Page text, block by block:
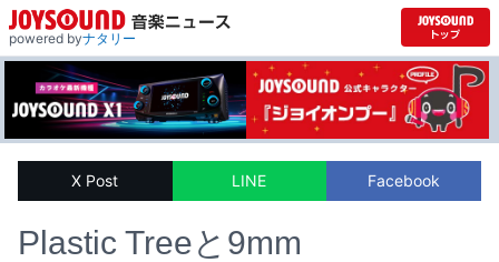
powered byナタリー
X Post LINE Facebook
Plastic Treeと9mm